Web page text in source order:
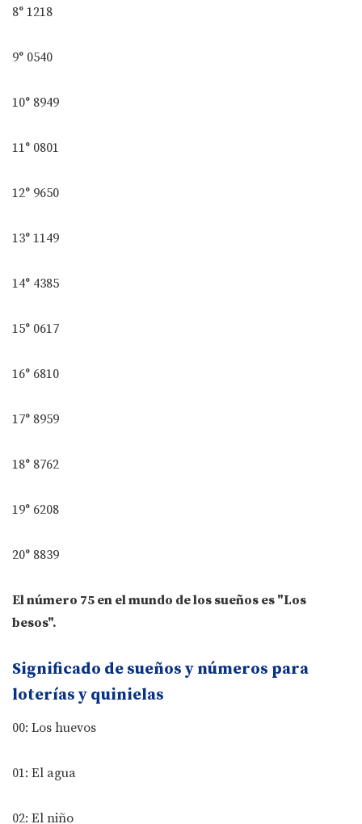
8° 1218
9° 0540
10° 8949
11° 0801
12° 9650
13° 1149
14° 4385
15° 0617
16° 6810
17° 8959
18° 8762
19° 6208
20° 8839
El número 75 en el mundo de los sueños es "Los
besos".
Significado de sueños y números para
loterías y quinielas
00: Los huevos
01: El agua
02: El niño